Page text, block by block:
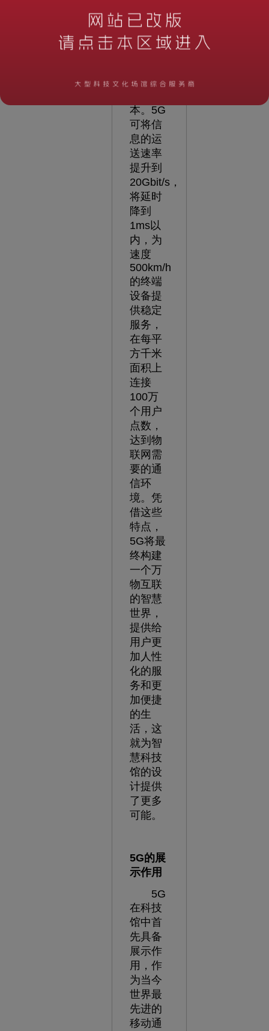
率、广
连接、
低延
能耗和
本。5G
可将信
息的运
送速率
提升到
20Gbit/s，
将延时
降到
1ms以
内，为
速度
500km/h
的终端
设备提
供稳定
服务，
在每平
方千米
面积上
连接
100万
个用户
点数，
达到物
联网需
要的通
信环
境。凭
借这些
特点，
5G将最
终构建
一个万
物互联
的智慧
世界，
提供给
用户更
加人性
化的服
务和更
加便捷
的生
活，这
就为智
慧科技
馆的设
计提供
了更多
可能。
5G的展
示作用
5G
在科技
馆中首
先具备
展示作
用，作
为当今
世界最
先进的
移动通